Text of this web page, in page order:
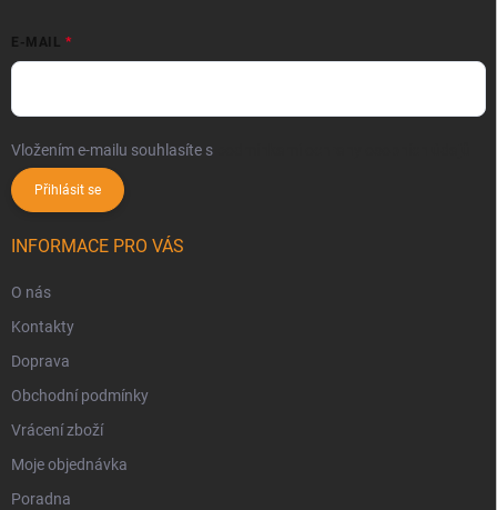
E-MAIL
Vložením e-mailu souhlasíte s
Přihlásit se
INFORMACE PRO VÁS
O nás
Kontakty
Doprava
Obchodní podmínky
Vrácení zboží
Moje objednávka
Poradna